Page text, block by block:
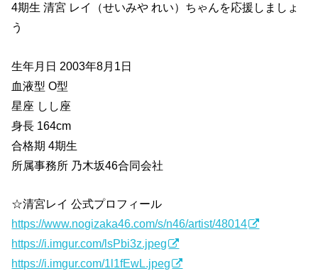
4期生 清宮 レイ（せいみや れい）ちゃんを応援しましょ
う
生年月日 2003年8月1日
血液型 O型
星座 しし座
身長 164cm
合格期 4期生
所属事務所 乃木坂46合同会社
☆清宮レイ 公式プロフィール
https://www.nogizaka46.com/s/n46/artist/48014
https://i.imgur.com/lsPbi3z.jpeg
https://i.imgur.com/1l1fEwL.jpeg